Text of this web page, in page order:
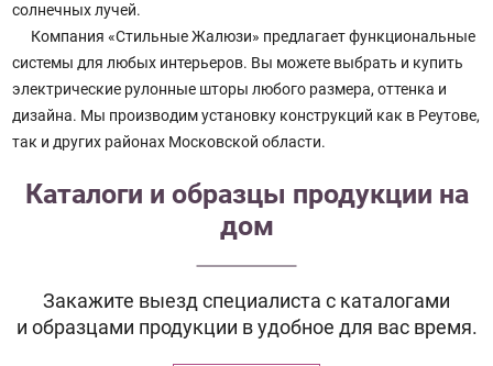
солнечных лучей.
Компания «Стильные Жалюзи» предлагает функциональные
системы для любых интерьеров. Вы можете выбрать и купить
электрические рулонные шторы любого размера, оттенка и
дизайна. Мы производим установку конструкций как в Реутове,
так и других районах Московской области.
Каталоги и образцы продукции на
дом
Закажите выезд специалиста с каталогами
и образцами продукции в удобное для вас время.